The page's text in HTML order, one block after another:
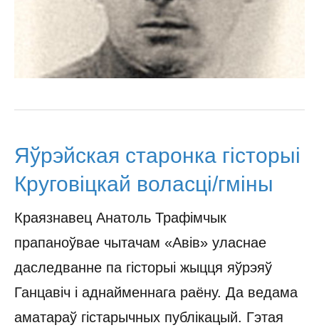
Яўрэйская старонка гісторыі
Круговіцкай воласці/гміны
Краязнавец Анатоль Трафімчык
прапаноўвае чытачам «Авів» уласнае
даследванне па гісторыі жыцця яўрэяў
Ганцавіч і аднайменнага раёну. Да ведама
аматараў гістарычных публікацый. Гэтая